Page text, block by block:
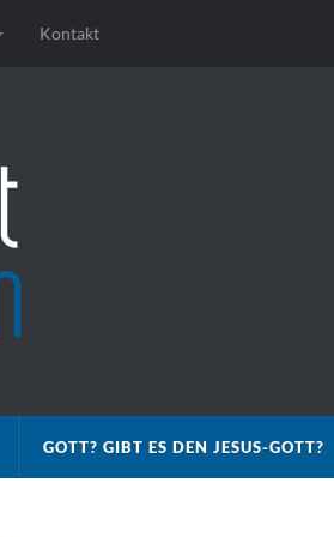
Kontakt
GOTT? GIBT ES DEN JESUS-GOTT?